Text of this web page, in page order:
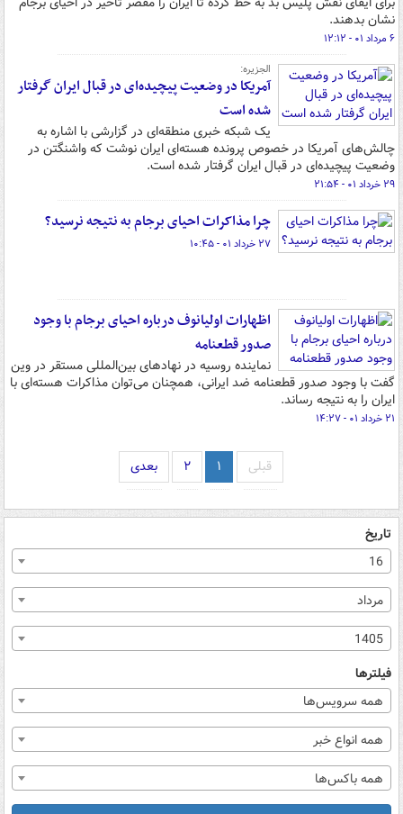
نشان بدهند.
۶ مرداد ۰۱ - ۱۲:۱۲
الجزیره:
آمریکا در وضعیت پیچیده‌ای در قبال ایران گرفتار
شده است
یک شبکه خبری منطقه‌ای در گزارشی با اشاره به
چالش‌های آمریکا در خصوص پرونده هسته‌ای ایران نوشت که واشنگتن در
وضعیت پیچیده‌ای در قبال ایران گرفتار شده است.
۲۹ خرداد ۰۱ - ۲۱:۵۴
چرا مذاکرات احیای برجام به نتیجه نرسید؟
۲۷ خرداد ۰۱ - ۱۰:۴۵
اظهارات اولیانوف درباره احیای برجام با وجود
صدور قطعنامه
نماینده روسیه در نهادهای بین‌المللی مستقر در وین
گفت با وجود صدور قطعنامه ضد ایرانی، همچنان می‌توان مذاکرات هسته‌ای با
ایران را به نتیجه رساند.
۲۱ خرداد ۰۱ - ۱۴:۲۷
قبلی ۱ ۲ بعدی
تاریخ
16
مرداد
1405
فیلترها
همه سرویس‌ها
همه انواع خبر
همه باکس‌ها